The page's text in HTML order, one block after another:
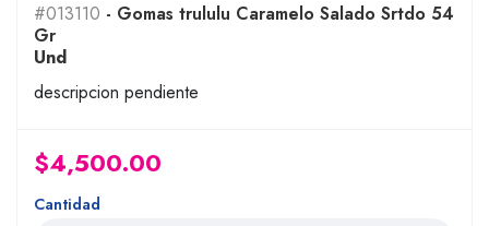
#013110 - Gomas trululu Caramelo Salado Srtdo 54
Gr
Und
descripcion pendiente
$4,500.00
Cantidad